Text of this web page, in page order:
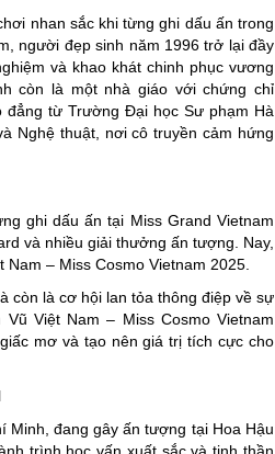
nhan sắc khi từng ghi dấu ấn trong
người đẹp sinh năm 1996 trở lại đầy
và khao khát chinh phục vương
còn là một nhà giáo với chứng chỉ
đẳng từ Trường Đại học Sư phạm Hà
Nghệ thuật, nơi cô truyền cảm hứng
ghi dấu ấn tại Miss Grand Vietnam
và nhiều giải thưởng ấn tượng. Nay,
– Miss Cosmo Vietnam 2025.
còn là cơ hội lan tỏa thông điệp về sự
Việt Nam – Miss Cosmo Vietnam
mơ và tạo nên giá trị tích cực cho
Minh, đang gây ấn tượng tại Hoa Hậu